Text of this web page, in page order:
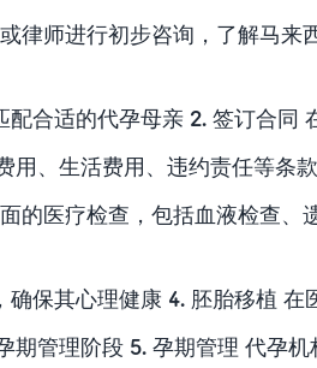
律师进行初步咨询，了解马来
合适的代孕母亲 2. 签订合同
用、生活费用、违约责任等条
的医疗检查，包括血液检查、
保其心理健康 4. 胚胎移植
期管理阶段 5. 孕期管理 代孕